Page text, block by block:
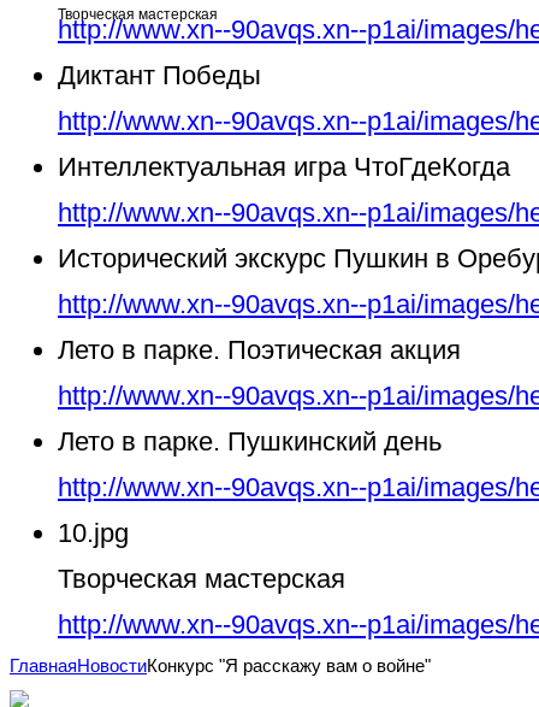
Творческая мастерская
http://www.xn--90avqs.xn--p1ai/images/
Диктант Победы
http://www.xn--90avqs.xn--p1ai/images/
Интеллектуальная игра ЧтоГдеКогда
http://www.xn--90avqs.xn--p1ai/images/
Исторический экскурс Пушкин в
http://www.xn--90avqs.xn--p1ai/images/
Лето в парке. Поэтическая акция
http://www.xn--90avqs.xn--p1ai/images/
Лето в парке. Пушкинский день
http://www.xn--90avqs.xn--p1ai/images/
10.jpg
Творческая мастерская
http://www.xn--90avqs.xn--p1ai/images/
ГлавнаяНовостиКонкурс "Я расскажу вам о войне"